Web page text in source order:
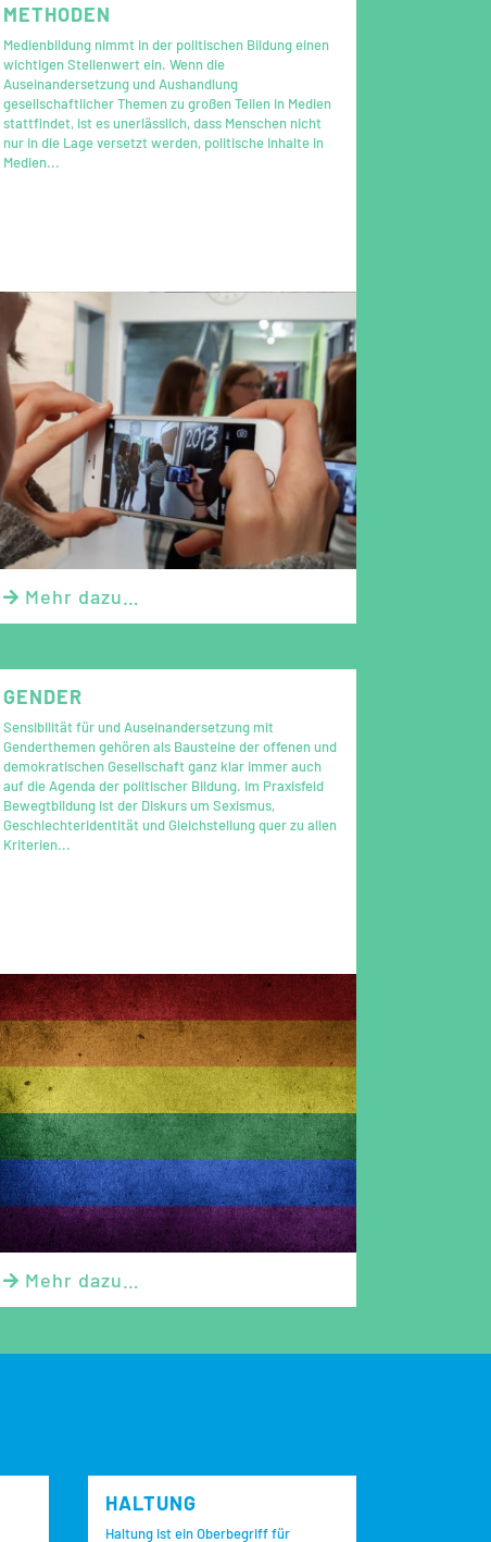
METHODEN
Medienbildung nimmt in der politischen Bildung einen
wichtigen Stellenwert ein. Wenn die
Auseinandersetzung und Aushandlung
gesellschaftlicher Themen zu großen Teilen in Medien
stattfindet, ist es unerlässlich, dass Menschen nicht
nur in die Lage versetzt werden, politische Inhalte in
Medien...
 Mehr dazu…
GENDER
Sensibilität für und Auseinandersetzung mit
Genderthemen gehören als Bausteine der offenen und
demokratischen Gesellschaft ganz klar immer auch
auf die Agenda der politischer Bildung. Im Praxisfeld
Bewegtbildung ist der Diskurs um Sexismus,
Geschlechteridentität und Gleichstellung quer zu allen
Kriterien...
 Mehr dazu…
HALTUNG
Haltung ist ein Oberbegriff für